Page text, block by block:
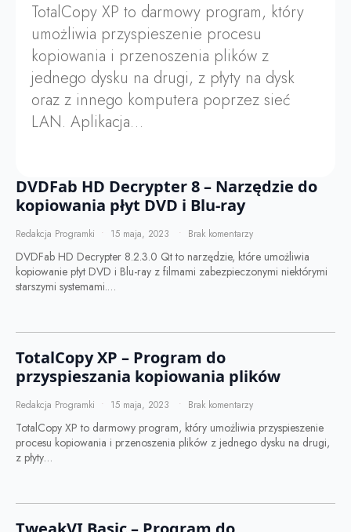
TotalCopy XP to darmowy program, który
umożliwia przyspieszenie procesu
kopiowania i przenoszenia plików z
jednego dysku na drugi, z płyty na dysk
oraz z innego komputera poprzez sieć
LAN. Aplikacja…
DVDFab HD Decrypter 8 – Narzędzie do
kopiowania płyt DVD i Blu-ray
Redakcja Programki 15 maja, 2023 Brak komentarzy
DVDFab HD Decrypter 8.2.3.0 Qt to narzędzie, które umożliwia
kopiowanie płyt DVD i Blu-ray z filmami zabezpieczonymi niektórymi
starszymi systemami.…
TotalCopy XP – Program do
przyspieszania kopiowania plików
Redakcja Programki 15 maja, 2023 Brak komentarzy
TotalCopy XP to darmowy program, który umożliwia przyspieszenie
procesu kopiowania i przenoszenia plików z jednego dysku na drugi,
z płyty…